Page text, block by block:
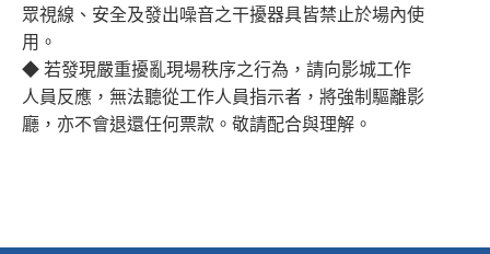
眾視線、安全及發出噪音之干擾器具皆禁止於場內使
用。
◆ 若發現嚴重擾亂現場秩序之行為，請向影城工作
人員反應，無法聽從工作人員指示者，將強制驅離影
廳，亦不會退還任何票款。敬請配合與理解。